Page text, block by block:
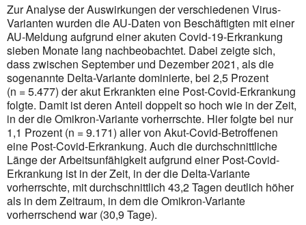
Zur Analyse der Auswirkungen der verschiedenen Virus-
Varianten wurden die AU-Daten von Beschäftigten mit einer
AU-Meldung aufgrund einer akuten Covid-19-Erkrankung
sieben Monate lang nachbeobachtet. Dabei zeigte sich,
dass zwischen September und Dezember 2021, als die
sogenannte Delta-Variante dominierte, bei 2,5 Prozent
(n = 5.477) der akut Erkrankten eine Post-Covid-Erkrankung
folgte. Damit ist deren Anteil doppelt so hoch wie in der Zeit,
in der die Omikron-Variante vorherrschte. Hier folgte bei nur
1,1 Prozent (n = 9.171) aller von Akut-Covid-Betroffenen
eine Post-Covid-Erkrankung. Auch die durchschnittliche
Länge der Arbeitsunfähigkeit aufgrund einer Post-Covid-
Erkrankung ist in der Zeit, in der die Delta-Variante
vorherrschte, mit durchschnittlich 43,2 Tagen deutlich höher
als in dem Zeitraum, in dem die Omikron-Variante
vorherrschend war (30,9 Tage).